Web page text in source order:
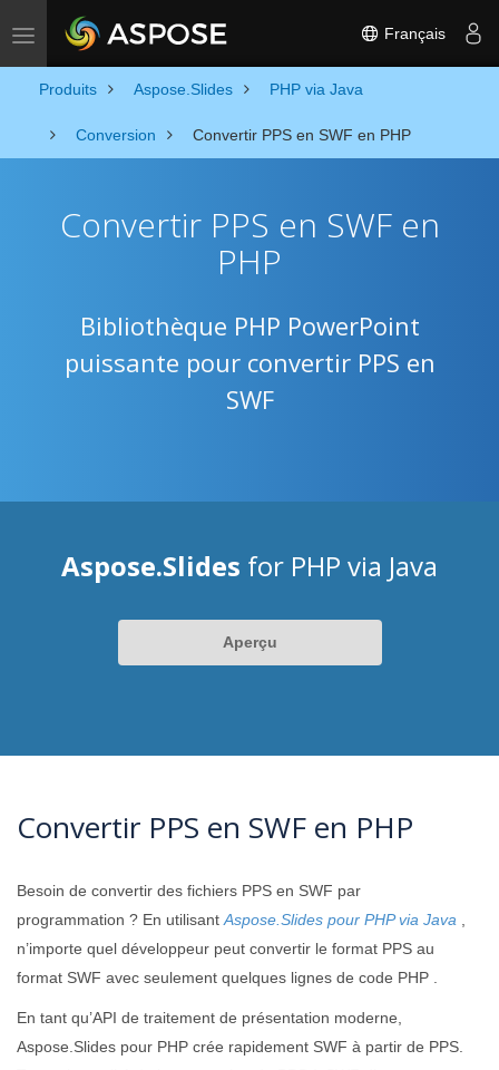
Toggle navigation Français
Produits Aspose.Slides PHP via Java
Conversion Convertir PPS en SWF en PHP
Convertir PPS en SWF en
PHP
Bibliothèque PHP PowerPoint
puissante pour convertir PPS en
SWF
Aspose.Slides for PHP via Java
Aperçu
Convertir PPS en SWF en PHP
Besoin de convertir des fichiers PPS en SWF par
programmation ? En utilisant Aspose.Slides pour PHP via Java
n’importe quel développeur peut convertir le format PPS au
format SWF avec seulement quelques lignes de code PHP .
En tant qu’API de traitement de présentation moderne,
Aspose.Slides pour PHP crée rapidement SWF à partir de PPS.